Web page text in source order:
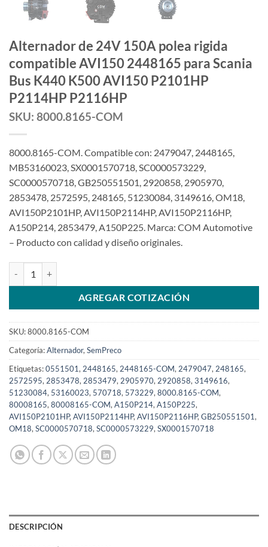
Alternador de 24V 150A polea rigida
compatible AVI150 2448165 para Scania
Bus K440 K500 AVI150 P2101HP
P2114HP P2116HP
SKU: 8000.8165-COM
8000.8165-COM. Compatible con: 2479047, 2448165,
MB53160023, SX0001570718, SC0000573229,
SC0000570718, GB250551501, 2920858, 2905970,
2853478, 2572595, 248165, 51230084, 3149616, OM18,
AVI150P2101HP, AVI150P2114HP, AVI150P2116HP,
A150P214, 2853479, A150P225. Marca: COM Automotive
– Producto con calidad y diseño originales.
AGREGAR COTIZACIÓN
SKU:8000.8165-COM
Categoría:Alternador, SemPreco
Etiquetas:0551501, 2448165, 2448165-COM, 2479047, 248165,
2572595, 2853478, 2853479, 2905970, 2920858, 3149616,
51230084, 53160023, 570718, 573229, 8000.8165-COM,
80008165, 80008165-COM, A150P214, A150P225,
AVI150P2101HP, AVI150P2114HP, AVI150P2116HP, GB250551501,
OM18, SC0000570718, SC0000573229, SX0001570718
DESCRIPCIÓN